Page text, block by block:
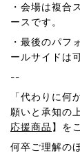
・会場は複合
ースです。
・最後のパフ
ールサイドは
--
「代わりに何
願いと承知の
応援商品 】を
何卒ご理解の